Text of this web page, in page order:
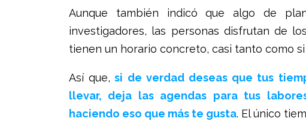
Aunque también indicó que algo de
investigadores, las personas disfrutan de
tienen un horario concreto, casi tanto como
Así que, si de verdad deseas que tus
llevar, deja las agendas para tus
haciendo eso que más te gusta. El único